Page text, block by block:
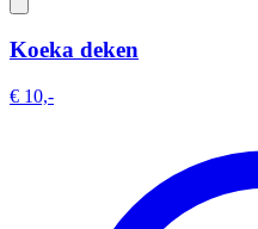
Koeka deken
€ 10,-